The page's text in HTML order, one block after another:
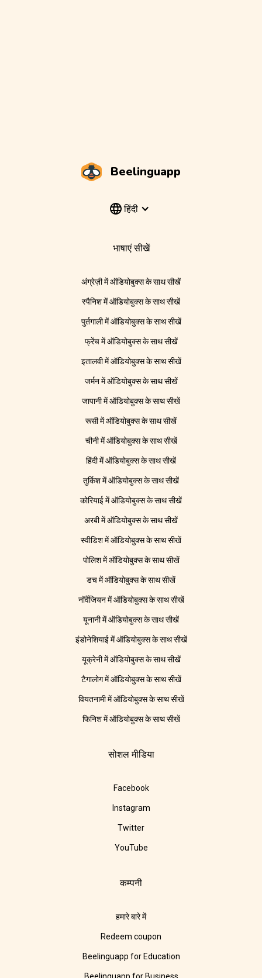
Beelinguapp
हिंदी
भाषाएं सीखें
अंग्रेज़ी में ऑडियोबुक्स के साथ सीखें
स्पैनिश में ऑडियोबुक्स के साथ सीखें
पुर्तगाली में ऑडियोबुक्स के साथ सीखें
फ्रेंच में ऑडियोबुक्स के साथ सीखें
इतालवी में ऑडियोबुक्स के साथ सीखें
जर्मन में ऑडियोबुक्स के साथ सीखें
जापानी में ऑडियोबुक्स के साथ सीखें
रूसी में ऑडियोबुक्स के साथ सीखें
चीनी में ऑडियोबुक्स के साथ सीखें
हिंदी में ऑडियोबुक्स के साथ सीखें
तुर्किश में ऑडियोबुक्स के साथ सीखें
कोरियाई में ऑडियोबुक्स के साथ सीखें
अरबी में ऑडियोबुक्स के साथ सीखें
स्वीडिश में ऑडियोबुक्स के साथ सीखें
पोलिश में ऑडियोबुक्स के साथ सीखें
डच में ऑडियोबुक्स के साथ सीखें
नॉर्वेजियन में ऑडियोबुक्स के साथ सीखें
यूनानी में ऑडियोबुक्स के साथ सीखें
इंडोनेशियाई में ऑडियोबुक्स के साथ सीखें
यूक्रेनी में ऑडियोबुक्स के साथ सीखें
टैगालोग में ऑडियोबुक्स के साथ सीखें
वियतनामी में ऑडियोबुक्स के साथ सीखें
फिनिश में ऑडियोबुक्स के साथ सीखें
सोशल मीडिया
Facebook
Instagram
Twitter
YouTube
कम्पनी
हमारे बारे में
Redeem coupon
Beelinguapp for Education